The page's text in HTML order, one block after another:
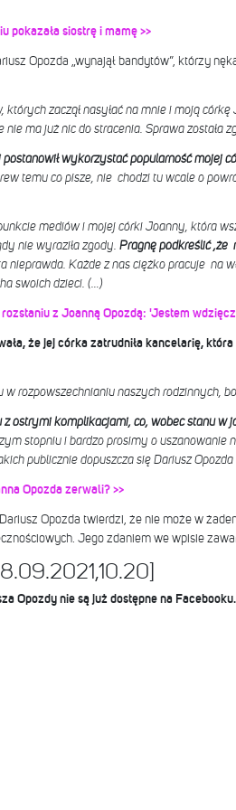
pokazała siostrę i mamę >>
Opozda „wynajął bandytów”, którzy
których zaczął nasyłać na mnie i moją
ma już nic do stracenia. Sprawa została
wykorzystać popularność mojej
temu co pisze, nie chodzi tu wcale o
mediów i mojej córki Joanny, która
nie wyraziła zgody. Pragnę podkreślić ,że
nieprawda. Każde z nas ciężko pracuje na
swoich dzieci. (…)
z Joanną Opozdą: 'Jestem
że jej córka zatrudniła kancelarię,
w rozpowszechnianiu naszych rodzinnych,
z ostrymi komplikacjami, co, wobec stanu w
stopniu i bardzo prosimy o uszanowanie
publicznie dopuszcza się Dariusz Opozda
Opozda zerwali? >>
Opozda twierdzi, że nie może w
Jego zdaniem we wpisie
Opozdy nie są już dostępne na Facebooku.